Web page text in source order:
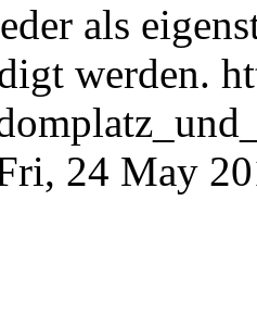
als
werden.
24 May